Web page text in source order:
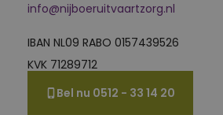
info@nijboeruitvaartzorg.nl
IBAN NL09 RABO 0157439526
KVK 71289712
Bel nu 0512 - 33 14 20